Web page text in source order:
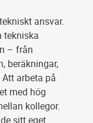
ansvar.
tekniska
– från
beräkningar,
arbeta på
med hög
kollegor.
sitt eget